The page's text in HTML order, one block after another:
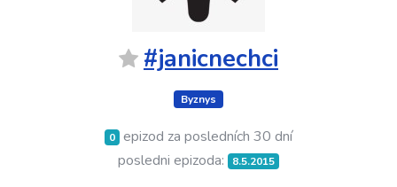
#janicnechci
Byznys
0 epizod za posledních 30 dní
posledni epizoda: 8.5.2015